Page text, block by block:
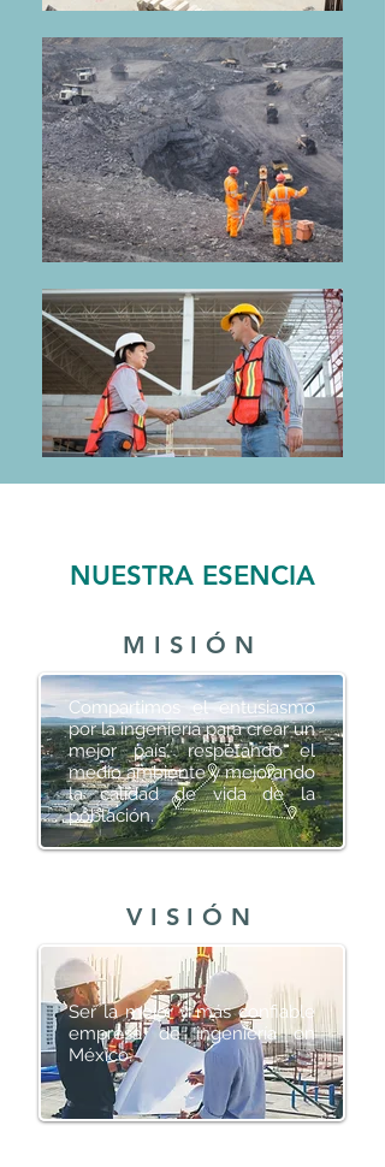
NUESTRA ESENCIA
MISIÓN
Compartimos el entusiasmo
por la ingeniería para crear un
mejor país, respetando el
medio ambiente y mejorando
la calidad de vida de la
población.
VISIÓN
Ser la mejor y más confiable
empresa de ingeniería en
México.